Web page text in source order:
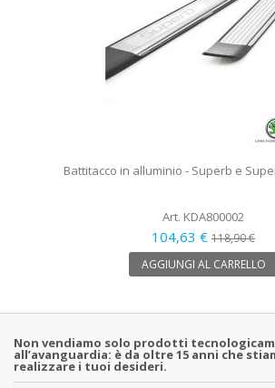
Battitacco in alluminio - Superb e
Art. KDA800002
104,63 € 118,90 €
AGGIUNGI AL CARRELLO
Non vendiamo solo prodotti
all’avanguardia: è da oltre 15 anni che
realizzare i tuoi desideri.